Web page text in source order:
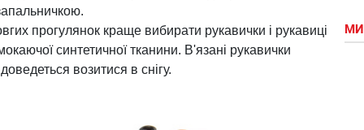
прогулянок краще вибирати рукавички і рукавиці
синтетичної тканини. В'язані рукавички
возитися в снігу.